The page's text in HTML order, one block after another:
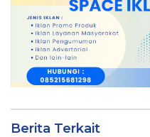
Berita Terkait